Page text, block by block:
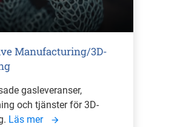
Manufacturing/3D-
gasleveranser,
och tjänster för 3D-
Läs mer